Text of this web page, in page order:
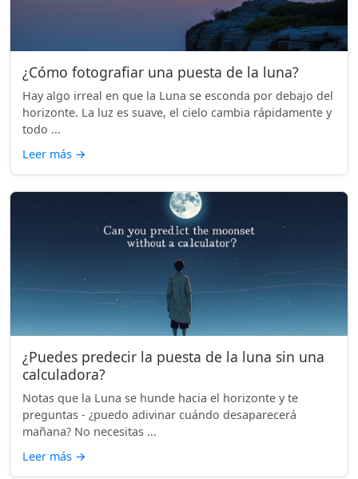
¿Cómo fotografiar una puesta de la luna?
Hay algo irreal en que la Luna se esconda por debajo del
horizonte. La luz es suave, el cielo cambia rápidamente y
todo ...
Leer más →
¿Puedes predecir la puesta de la luna sin una
calculadora?
Notas que la Luna se hunde hacia el horizonte y te
preguntas - ¿puedo adivinar cuándo desaparecerá
mañana? No necesitas ...
Leer más →